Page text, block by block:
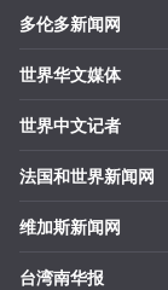
多伦多新闻网
世界华文媒体
世界中文记者
法国和世界新闻网
维加斯新闻网
台湾南华报